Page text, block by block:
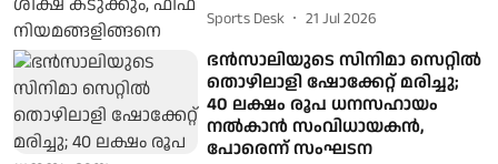
Sports Desk 21 Jul 2026
ഭൻസാലിയുടെ സിനിമാ സെറ്റിൽ
തൊഴിലാളി ഷോക്കേറ്റ് മരിച്ചു;
40 ലക്ഷം രൂപ ധനസഹായം
നൽകാൻ സംവിധായകൻ,
പോരെന്ന് സംഘടന